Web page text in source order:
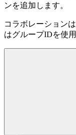
ンを追加します。
コラボレーション
はグループIDを使